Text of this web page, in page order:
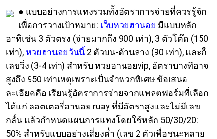
● แบบอย่างการแทงรวมทั้งอัตราการจ่ายที่ควรรู้จัก
เพื่อการวางเป้าหมาย: เว็บหวยฮานอย มีแบบหลัก
อาทิเช่น 3 ตัวตรง (จ่ายมากถึง 900 เท่า), 3 ตัวโต๊ด (150
เท่า), หวยฮานอยวันนี้ 2 ตัวบน-ด้านล่าง (90 เท่า), และก็
เลขวิ่ง (3-4 เท่า) สำหรับ หวยฮานอยvip, อัตราบางทีอาจ
สูงถึง 950 เท่าเหตุเพราะเป็นจำพวกพิเศษ ข้อเสนอ
ละเอียดคือ เรียนรู้อัตราการจ่ายจากแพลตฟอร์มที่เลือก
ได้แก่ ลอตเตอรี่ฮานอย ruay ที่มีอัตราสูงและไม่มีเลข
กลั้น แล้วกำหนดแผนการแทงโดยใช้หลัก 50/30/20:
50% สำหรับแบบอย่างเสี่ยงต่ำ (เลข 2 ตัวเพื่อชนะหลาย